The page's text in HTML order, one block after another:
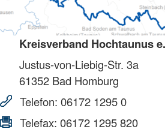
Kreisverband Hochtaunus
Justus-von-Liebig-Str. 3a
61352 Bad Homburg
Telefon: 06172 1295 0
Telefax: 06172 1295 820